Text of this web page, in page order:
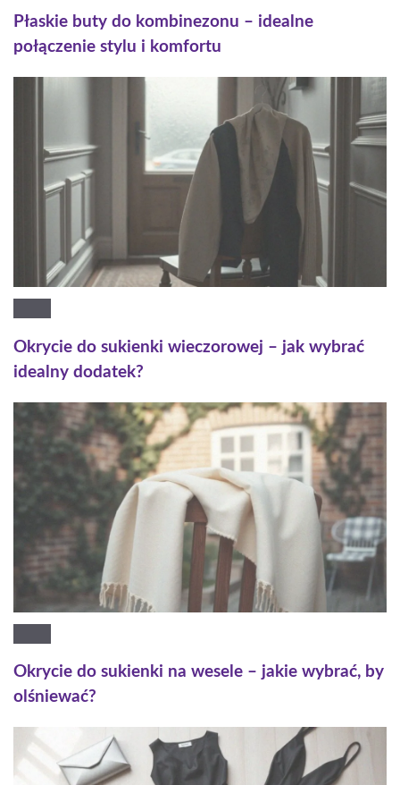
Płaskie buty do kombinezonu – idealne
połączenie stylu i komfortu
Okrycie do sukienki wieczorowej – jak wybrać
idealny dodatek?
Okrycie do sukienki na wesele – jakie wybrać, by
olśniewać?